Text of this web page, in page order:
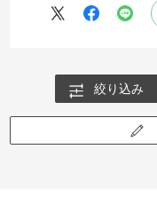
絞り込み